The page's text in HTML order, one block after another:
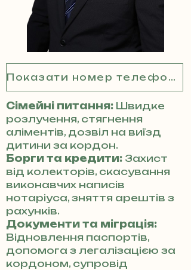
Показати номер телефону
Сімейні питання: Швидке
розлучення, стягнення
аліментів, дозвіл на виїзд
дитини за кордон.
Борги та кредити: Захист
від колекторів, скасування
виконавчих написів
нотаріуса, зняття арештів з
рахунків.
Документи та міграція:
Відновлення паспортів,
допомога з легалізацією за
кордоном, супровід